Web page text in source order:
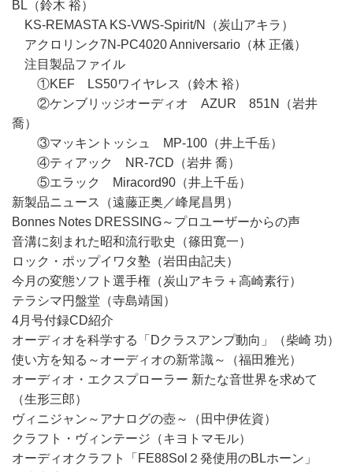
BL（鈴木 裕）
KS-REMASTA KS-VWS-Spirit/N（炭山アキラ）
アクロリンク7N-PC4020 Anniversario（林 正儀）
注目製品ファイル
①KEF LS50ワイヤレス（鈴木 裕）
②ケンブリッジオーディオ AZUR 851N（岩井
喬）
③マッキントッシュ MP-100（井上千岳）
④ティアック NR-7CD（岩井 喬）
⑤エラック Miracord90（井上千岳）
新製品ニュース（遠藤正奥／峰尾昌男）
Bonnes Notes DRESSING～プロユーザーからの声
音溝に刻まれた昭和流行歌史（篠田寛一）
ロック・ポップイワタ塾（岩田由記夫）
今月の変態ソフト選手権（炭山アキラ＋高崎素行）
テラシマ円盤堂（寺島靖国）
4月号付録CD紹介
オーディオを科学する「Dクラスアンプ動向」（柴崎 功）
使い方を知る～オーディオの新常識～（福田雅光）
オーディオ・エクスプローラー 新たな音世界を求めて
（生形三郎）
ヴィニジャン～アナログの壺～（田中伊佐資）
クラフト・ヴィンテージ（キヨトマモル）
オーディオクラフト「FE88Sol２発使用のBLホーン」